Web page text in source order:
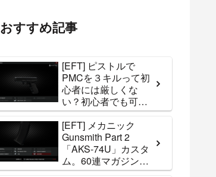
おすすめ記事
[EFT] ピストルで
PMCを３キルって初
心者には厳しくな
い？初心者でも可能
な攻略方法。Skierタ
スク『Stirrup』
[EFT] メカニック
Gunsmith Part 2
「AKS-74U」カスタ
ム。60連マガジンが
手に入らない！